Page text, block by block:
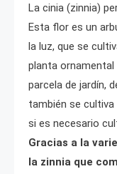
La cinia (zinnia)
Esta flor es un
la luz, que se
planta ornamental
parcela de jardín,
también se
si es necesario
Gracias a la
la zinnia que